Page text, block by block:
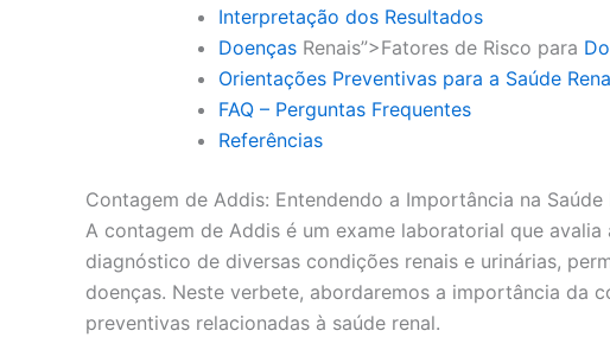
Interpretação dos Resultados
Doenças Renais”>Fatores de Risco para
Orientações Preventivas para a Saúde
FAQ – Perguntas Frequentes
Referências
Contagem de Addis: Entendendo a Importância na Saúde
A contagem de Addis é um exame laboratorial que
diagnóstico de diversas condições renais e urinárias,
doenças. Neste verbete, abordaremos a importância da
preventivas relacionadas à saúde renal.